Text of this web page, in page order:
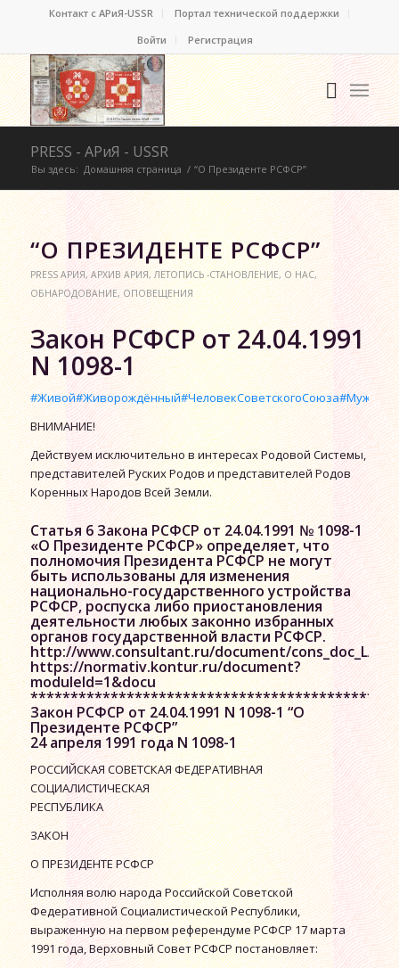
Контакт c АРиЯ-USSR
Портал технической поддержки
Войти
Регистрация
PRESS - АРиЯ - USSR
Вы здесь: Домашняя страница / “О Президенте РСФСР”
“О ПРЕЗИДЕНТЕ РСФСР”
PRESS АРИЯ,АРХИВ АРИЯ,ЛЕТОПИСЬ -СТАНОВЛЕНИЕ,О НАС,
ОБНАРОДОВАНИЕ, ОПОВЕЩЕНИЯ
Закон РСФСР от 24.04.1991
N 1098-1
#Живой#Живорождённый#ЧеловекСоветскогоСоюза#Мужчина
ВНИМАНИЕ!
Действуем исключительно в интересах Родовой Системы,
представителей Руских Родов и представителей Родов
Коренных Народов Всей Земли.
Статья 6 Закона РСФСР от 24.04.1991 № 1098-1
«О Президенте РСФСР» определяет, что
полномочия Президента РСФСР не могут
быть использованы для изменения
национально-государственного устройства
РСФСР, роспуска либо приостановления
деятельности любых законно избранных
органов государственной власти РСФСР.
http://www.consultant.ru/document/
https://normativ.kontur.ru/document?
moduleId=1&docu
Закон РСФСР от 24.04.1991 N 1098-1 “О
Президенте РСФСР”
24 апреля 1991 года N 1098-1
РОССИЙСКАЯ СОВЕТСКАЯ ФЕДЕРАТИВНАЯ
СОЦИАЛИСТИЧЕСКАЯ
РЕСПУБЛИКА
ЗАКОН
О ПРЕЗИДЕНТЕ РСФСР
Исполняя волю народа Российской Советской
Федеративной Социалистической Республики,
выраженную на первом референдуме РСФСР 17 марта
1991 года, Верховный Совет РСФСР постановляет: